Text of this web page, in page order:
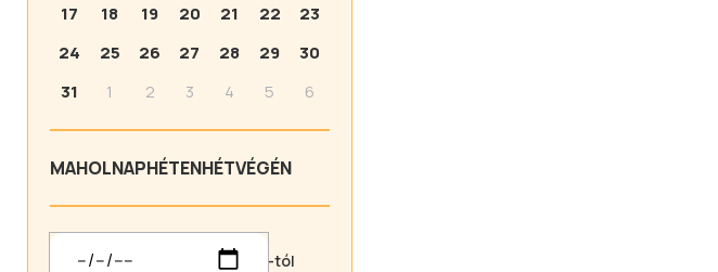
17
18 19 20 21 22
23
24
25 26 27 28 29
30
31
1 2 3 4 5 6
MAHOLNAPHÉTENHÉTVÉGÉN
-tól